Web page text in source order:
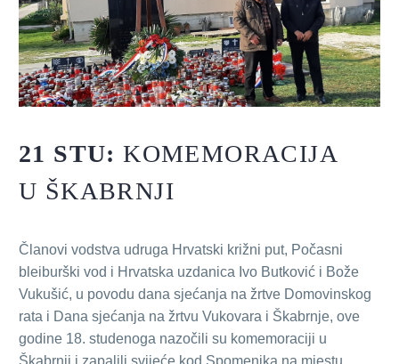
21 STU:KOMEMORACIJA
U ŠKABRNJI
Članovi vodstva udruga Hrvatski križni put, Počasni
bleiburški vod i Hrvatska uzdanica Ivo Butković i Bože
Vukušić, u povodu dana sjećanja na žrtve Domovinskog
rata i Dana sjećanja na žrtvu Vukovara i Škabrnje, ove
godine 18. studenoga nazočili su komemoraciji u
Škabrnji i zapalili svijeće kod Spomenika na mjestu